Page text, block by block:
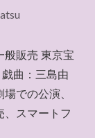
般販売 東京宝
曲：三島由
での公演、
スマートフ